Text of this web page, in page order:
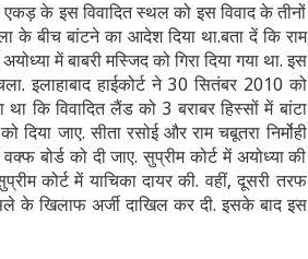
के इस विवादित स्थल को इस विवाद के तीनों
के बीच बांटने का आदेश दिया था.बता दें कि राम
में बाबरी मस्जिद को गिरा दिया गया था. इस
इलाहाबाद हाईकोर्ट ने 30 सितंबर 2010 को
कि विवादित लैंड को 3 बराबर हिस्सों में बांटा
जाए. सीता रसोई और राम चबूतरा निर्मोही
बोर्ड को दी जाए. सुप्रीम कोर्ट में अयोध्या की
कोर्ट में याचिका दायर की. वहीं, दूसरी तरफ
के खिलाफ अर्जी दाखिल कर दी. इसके बाद इस